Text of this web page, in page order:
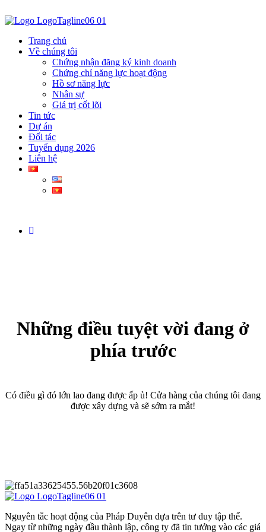
Trang chủ
Về chúng tôi
Chứng nhận đăng ký kinh doanh
Chứng chỉ năng lực hoạt động
Hồ sơ năng lực
Nhân sự
Giá trị cốt lõi
Tin tức
Dự án
Đối tác
Tuyển dụng 2026
Liên hệ
Những điều tuyệt vời đang ở
phía trước
Có điều gì đó lớn lao đang được ấp ủ! Cửa hàng của chúng tôi đang
được xây dựng và sẽ sớm ra mắt!
Nguyên tắc hoạt động của Pháp Duyên dựa trên tư duy tập thể.
Ngay từ những ngày đầu thành lập, công ty đã tin tưởng vào các giá